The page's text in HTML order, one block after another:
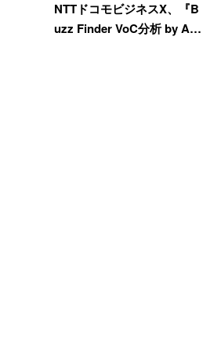
NTTドコモビジネスX、『B
uzz Finder VoC分析 by A…